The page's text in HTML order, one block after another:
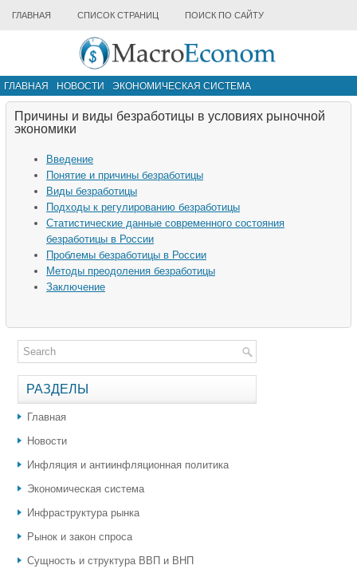
ГЛАВНАЯ СПИСОК СТРАНИЦ ПОИСК ПО САЙТУ
ГЛАВНАЯ НОВОСТИ
ЭКОНОМИЧЕСКАЯ СИСТЕМА
ИНФРАСТРУКТУРА РЫНКА
Причины и виды безработицы в условиях рыночной
экономики
Введение
Понятие и причины безработицы
Виды безработицы
Подходы к регулированию безработицы
Статистические данные современного состояния
безработицы в России
Проблемы безработицы в России
Методы преодоления безработицы
Заключение
РАЗДЕЛЫ
Главная
Новости
Инфляция и антиинфляционная политика
Экономическая система
Инфраструктура рынка
Рынок и закон спроса
Сущность и структура ВВП и ВНП